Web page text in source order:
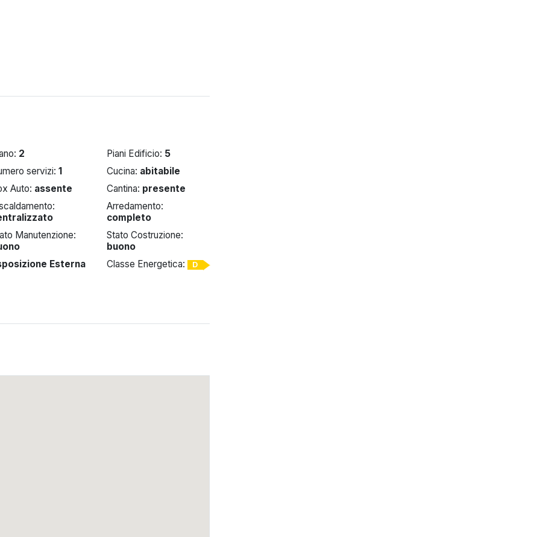
2 Piani Edificio: 5
servizi:1 Cucina: abitabile
Auto: assente Cantina: presente
Arredamento:
completo
Manutenzione:
Stato Costruzione:
buono
Esterna Classe Energetica: D